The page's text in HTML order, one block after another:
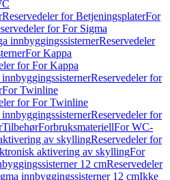
Reservedeler for BetjeningsplaterFor
for For Sigma
innbyggingssisternerReservedeler
For Kappa
for For Kappa
Reservedeler for
For Twinline
for For Twinline
Reservedeler for
TilbehørForbruksmateriellFor WC-
av skyllingReservedeler for
aktivering av skyllingFor
12 cmReservedeler
innbyggingssisterner 12 cmIkke